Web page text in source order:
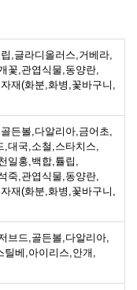
,글라디올러스,거베라,
꽃,관엽식물,동양란,
재(화분,화병,꽃바구니,
든볼,다알리아,금어초,
,대국,소철,스타치스,
일홍,백합,튤립,
죽,관엽식물,동양란,
재(화분,화병,꽃바구니,
브드,골든볼,다알리아,
틸베,아이리스,안개,